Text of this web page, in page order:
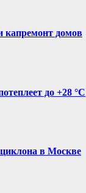
капремонт домов
до +28 °C
в Москве